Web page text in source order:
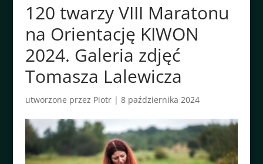
120 twarzy VIII Maratonu
na Orientację KIWON
2024. Galeria zdjęć
Tomasza Lalewicza
utworzone przez Piotr| 8 października 2024